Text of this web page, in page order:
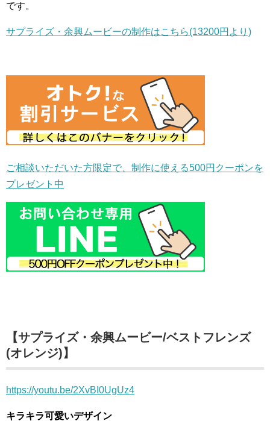
です。
サプライズ・余興ムービーの制作はこちら(13200円より)
ご相談いただいた方限定で、制作に使える500円クーポンを
プレゼント中
【サプライズ・余興ムービー/ベストフレンズ
(オレンジ)】
https://youtu.be/2XvBI0UgUz4
キラキラ可愛いデザイン